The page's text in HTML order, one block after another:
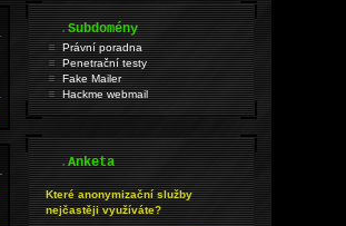
.Subdomény
Právní poradna
Penetrační testy
Fake Mailer
Hackme webmail
.Anketa
Které anonymizační služby
nejčastěji využíváte?